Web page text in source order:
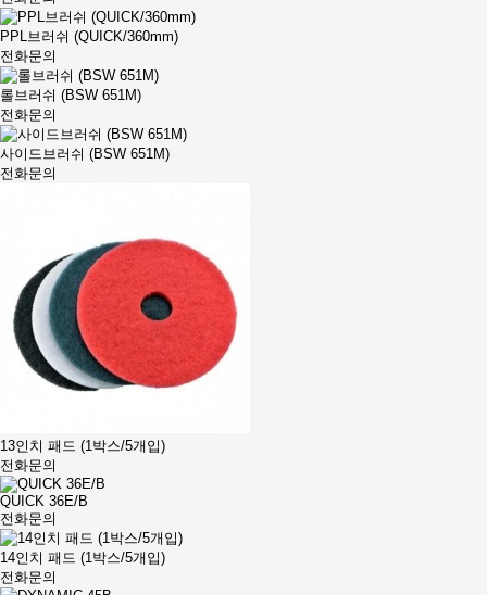
PPL브러쉬 (QUICK/360mm)
전화문의
롤브러쉬 (BSW 651M)
전화문의
사이드브러쉬 (BSW 651M)
전화문의
13인치 패드 (1박스/5개입)
전화문의
QUICK 36E/B
전화문의
14인치 패드 (1박스/5개입)
전화문의